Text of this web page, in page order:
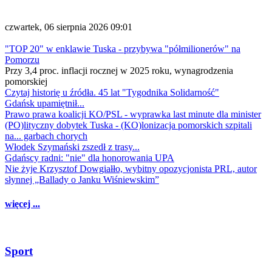
czwartek, 06 sierpnia 2026 09:01
"TOP 20" w enklawie Tuska - przybywa "półmilionerów" na
Pomorzu
Przy 3,4 proc. inflacji rocznej w 2025 roku, wynagrodzenia
pomorskiej
Czytaj historię u źródła. 45 lat "Tygodnika Solidarność"
Gdańsk upamiętnił...
Prawo prawa koalicji KO/PSL - wyprawka last minute dla minister
(PO)lityczny dobytek Tuska - (KO)lonizacja pomorskich szpitali
na... garbach chorych
Włodek Szymański zszedł z trasy...
Gdańscy radni: "nie" dla honorowania UPA
Nie żyje Krzysztof Dowgiałło, wybitny opozycjonista PRL, autor
słynnej „Ballady o Janku Wiśniewskim”
więcej ...
Sport